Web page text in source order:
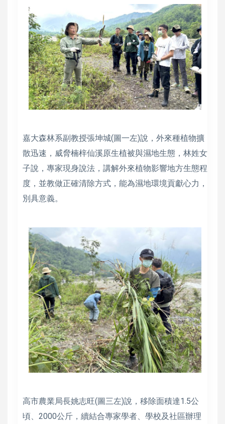
嘉大森林系副教授張坤城(圖一左)說，外來種植物擴
散迅速，威脅楠梓仙溪原生植被與濕地生態，林姓女
子說，專家現身說法，講解外來植物影響地方生態程
度，並教做正確清除方式，能為濕地環境貢獻心力，
別具意義。
高市農業局長姚志旺(圖三左)說，移除面積達1.5公
頃、2000公斤，續結合專家學者、學校及社區辦理